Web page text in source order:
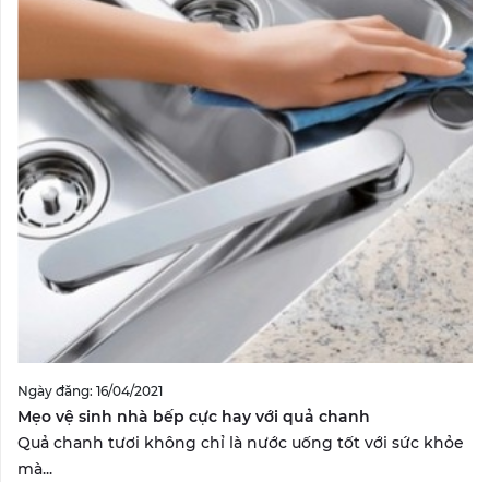
Ngày đăng: 16/04/2021
Mẹo vệ sinh nhà bếp cực hay với quả chanh
Quả chanh tươi không chỉ là nước uống tốt với sức khỏe
mà...